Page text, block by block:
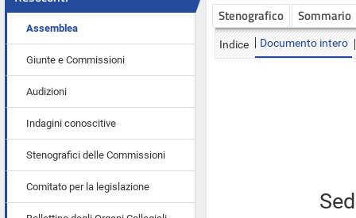
Assemblea
Giunte e Commissioni
Audizioni
Indagini conoscitive
Stenografici delle Commissioni
Comitato per la legislazione
Stenografico Sommario
Indice Documento intero